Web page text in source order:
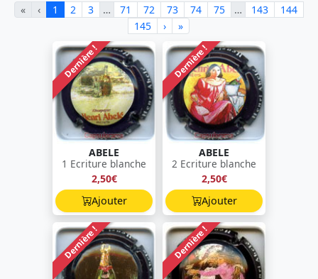
« ‹ 1 2 3 … 71 72 73 74 75 … 143
144
145
› »
Dernière !
ABELE
1 Ecriture blanche
2,50€
Ajouter
Dernière !
ABELE
2 Ecriture blanche
2,50€
Ajouter
Dernière ! Dernière !